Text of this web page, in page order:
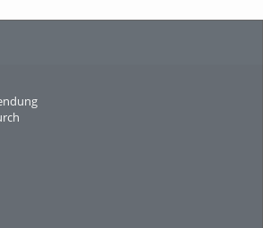
Sperber